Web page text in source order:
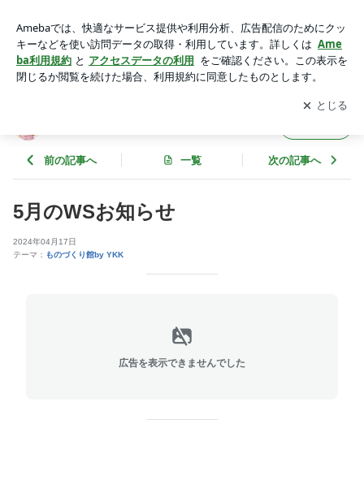
アプリをダウンロードして ブログの更新通知
を受け取りまし
ょう。
開く
前の記事へ 一覧 次の記事へ
5月のWSお知らせ
2024年04月17日
テーマ： ものづくり館by YKK
広告を表示できませんでした